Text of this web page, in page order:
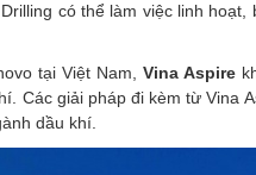
có thể làm việc linh
tại Việt Nam, Vina Aspire
Các giải pháp đi kèm từ Vina
dầu khí.